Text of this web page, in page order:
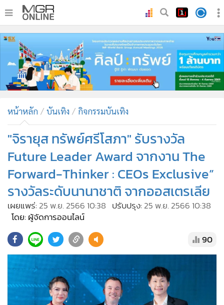
• หน้าหลัก
ทันเหตุการณ์
• ภาคใต้
• ภูมิภาค
• บันเทิง
ผู้จัดการรายวัน
คอลัมนิสต์
• ละคร
• CbizReview
• Cyber BIZ
• ผู้จัดกวน
Good health & Well-being
• Green Innovation & SD
• Management & HR
MGR Live
• Infographic
การเมือง
หน้าหลัก บันเทิง กิจกรรมบันเทิง
"จิรายุส ทรัพย์ศรีโสภา" รับรางวัล
Future Leader Award จากงาน The
Forward-Thinker : CEOs Exclusive”
รางวัลระดับนานาชาติ จากออสเตรเลีย
เผยแพร่: 25 พ.ย. 2566 10:38 ปรับปรุง: 25 พ.ย. 2566 10:38
โดย: ผู้จัดการออนไลน์
90